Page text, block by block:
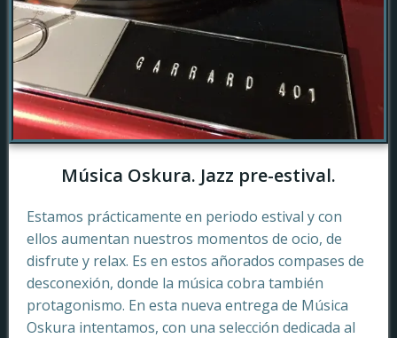
Música Oskura. Jazz pre-estival.
Estamos prácticamente en periodo estival y con
ellos aumentan nuestros momentos de ocio, de
disfrute y relax. Es en estos añorados compases de
desconexión, donde la música cobra también
protagonismo. En esta nueva entrega de Música
Oskura intentamos, con una selección dedicada al